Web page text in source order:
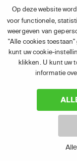
Op deze website
voor functionele,
weergeven van
"Alle cookies
kunt uw cookie-
klikken. U kunt uw
informatie
(1) De eerste 30
(2)
(3) Restart & Replay
2026 Canal+
VLAANDEREN® is
Luxembourg S. à r.l.
L-1246